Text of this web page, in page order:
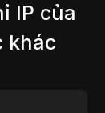
IP của
khác